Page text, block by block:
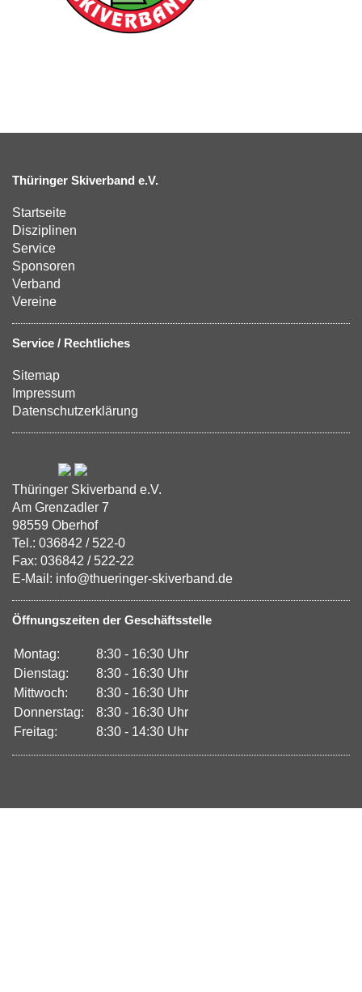
Thüringer Skiverband e.V.
Startseite
Disziplinen
Service
Sponsoren
Verband
Vereine
Service / Rechtliches
Sitemap
Impressum
Datenschutzerklärung
Thüringer Skiverband e.V.
Am Grenzadler 7
98559 Oberhof
Tel.: 036842 / 522-0
Fax: 036842 / 522-22
E-Mail: info@thueringer-skiverband.de
Öffnungszeiten der Geschäftsstelle
Montag:
8:30 - 16:30 Uhr
Dienstag:
8:30 - 16:30 Uhr
Mittwoch:
8:30 - 16:30 Uhr
Donnerstag:
8:30 - 16:30 Uhr
Freitag:
8:30 - 14:30 Uhr